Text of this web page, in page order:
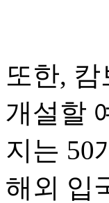
또한,
개설할
지는 50
해외 입